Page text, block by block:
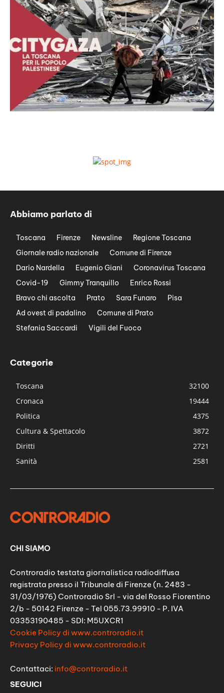
Abbiamo parlato di
Toscana Firenze Newsline
Regione Toscana
Giornale radio nazionale
Comune di Firenze
Dario Nardella
Eugenio Giani
Coronavirus Toscana
Covid-19
Gimmy Tranquillo
Enrico Rossi
Bravo chi ascolta
Prato Sara Funaro
Pisa
Ad ovest di padalino
Comune di Prato
Stefania Saccardi
Vigili del Fuoco
Categorie
Toscana
32100
Cronaca
19444
Politica
4375
Cultura & Spettacolo
3872
Diritti
2721
Sanità
2581
CHI SIAMO
Controradio testata giornalistica radiodiffusa
registrata presso il Tribunale di Firenze (n. 2483 -
31/03/1976) Controradio Srl - via del Rosso Fiorentino
2/b - 50142 Firenze - Tel 055.73.99910 - P. IVA
03353190485 - SDI: M5UXCR1
Cookie Policy di www.controradio.it
Privacy Policy di www.controradio.it
Contattaci: info@controradio.it
SEGUICI